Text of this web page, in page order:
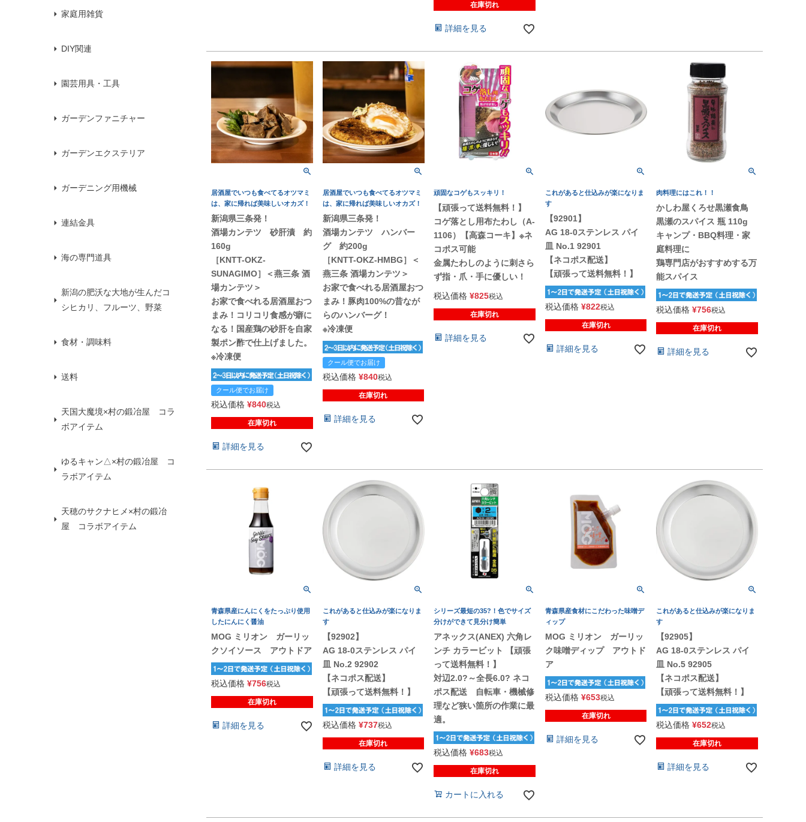
家庭用雑貨
DIY関連
園芸用具・工具
ガーデンファニチャー
ガーデンエクステリア
ガーデニング用機械
連結金具
海の専門道具
新潟の肥沃な大地が生んだコ
シヒカリ、フルーツ、野菜
食材・調味料
送料
天国大魔境×村の鍛冶屋 コラ
ボアイテム
ゆるキャン△×村の鍛冶屋 コ
ラボアイテム
天穂のサクナヒメ×村の鍛冶
屋 コラボアイテム
在庫切れ
詳細を見る
居酒屋でいつも食べてるオツマミ
は、家に帰れば美味しいオカズ！
新潟県三条発！
酒場カンテツ 砂肝漬 約
160g
［KNTT-OKZ-
SUNAGIMO］＜燕三条 酒
場カンテツ＞
お家で食べれる居酒屋おつ
まみ！コリコリ食感が癖に
なる！国産鶏の砂肝を自家
製ポン酢で仕上げました。
※冷凍便
クール便でお届け
税込価格 ¥840税込
在庫切れ
詳細を見る
居酒屋でいつも食べてるオツマミ
は、家に帰れば美味しいオカズ！
新潟県三条発！
酒場カンテツ ハンバー
グ 約200g
［KNTT-OKZ-HMBG］＜
燕三条 酒場カンテツ＞
お家で食べれる居酒屋おつ
まみ！豚肉100%の昔なが
らのハンバーグ！
※冷凍便
クール便でお届け
税込価格 ¥840税込
在庫切れ
詳細を見る
頑固なコゲもスッキリ！
【頑張って送料無料！】
コゲ落とし用布たわし（A-
1106）【高森コーキ】※ネ
コポス可能
金属たわしのように刺さら
ず指・爪・手に優しい！
税込価格 ¥825税込
在庫切れ
詳細を見る
これがあると仕込みが楽になりま
す
【92901】
AG 18-0ステンレス パイ
皿 No.1 92901
【ネコポス配送】
【頑張って送料無料！】
税込価格 ¥822税込
在庫切れ
詳細を見る
肉料理にはこれ！！
かしわ屋くろせ黒瀬食鳥
黒瀬のスパイス 瓶 110g
キャンプ・BBQ料理・家
庭料理に
鶏専門店がおすすめする万
能スパイス
税込価格 ¥756税込
在庫切れ
詳細を見る
青森県産にんにくをたっぷり使用
したにんにく醤油
MOG ミリオン ガーリッ
クソイソース アウトドア
税込価格 ¥756税込
在庫切れ
詳細を見る
これがあると仕込みが楽になりま
す
【92902】
AG 18-0ステンレス パイ
皿 No.2 92902
【ネコポス配送】
【頑張って送料無料！】
税込価格 ¥737税込
在庫切れ
詳細を見る
シリーズ最短の35?！色でサイズ
分けができて見分け簡単
アネックス(ANEX) 六角レ
ンチ カラービット 【頑張
って送料無料！】
対辺2.0?～全長6.0? ネコ
ポス配送 自転車・機械修
理など狭い箇所の作業に最
適。
税込価格 ¥683税込
在庫切れ
カートに入れる
青森県産食材にこだわった味噌デ
ィップ
MOG ミリオン ガーリッ
ク味噌ディップ アウトド
ア
税込価格 ¥653税込
在庫切れ
詳細を見る
これがあると仕込みが楽になりま
す
【92905】
AG 18-0ステンレス パイ
皿 No.5 92905
【ネコポス配送】
【頑張って送料無料！】
税込価格 ¥652税込
在庫切れ
詳細を見る